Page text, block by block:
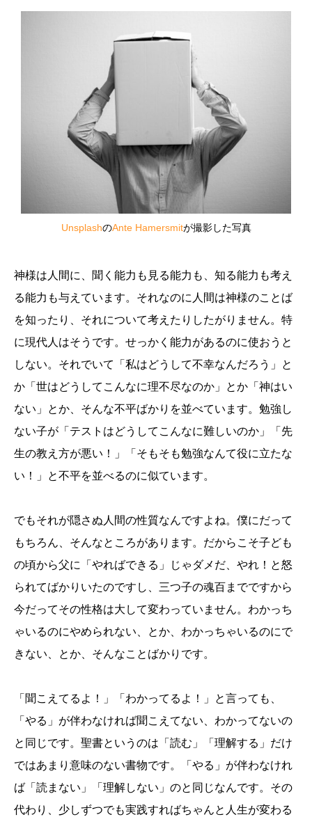
UnsplashのAnte Hamersmitが撮影した写真
神様は人間に、聞く能力も見る能力も、知る能力も考え
る能力も与えています。それなのに人間は神様のことば
を知ったり、それについて考えたりしたがりません。特
に現代人はそうです。せっかく能力があるのに使おうと
しない。それでいて「私はどうして不幸なんだろう」と
か「世はどうしてこんなに理不尽なのか」とか「神はい
ない」とか、そんな不平ばかりを並べています。勉強し
ない子が「テストはどうしてこんなに難しいのか」「先
生の教え方が悪い！」「そもそも勉強なんて役に立たな
い！」と不平を並べるのに似ています。
でもそれが隠さぬ人間の性質なんですよね。僕にだって
もちろん、そんなところがあります。だからこそ子ども
の頃から父に「やればできる」じゃダメだ、やれ！と怒
られてばかりいたのですし、三つ子の魂百までですから
今だってその性格は大して変わっていません。わかっち
ゃいるのにやめられない、とか、わかっちゃいるのにで
きない、とか、そんなことばかりです。
「聞こえてるよ！」「わかってるよ！」と言っても、
「やる」が伴わなければ聞こえてない、わかってないの
と同じです。聖書というのは「読む」「理解する」だけ
ではあまり意味のない書物です。「やる」が伴わなけれ
ば「読まない」「理解しない」のと同じなんです。その
代わり、少しずつでも実践すればちゃんと人生が変わる